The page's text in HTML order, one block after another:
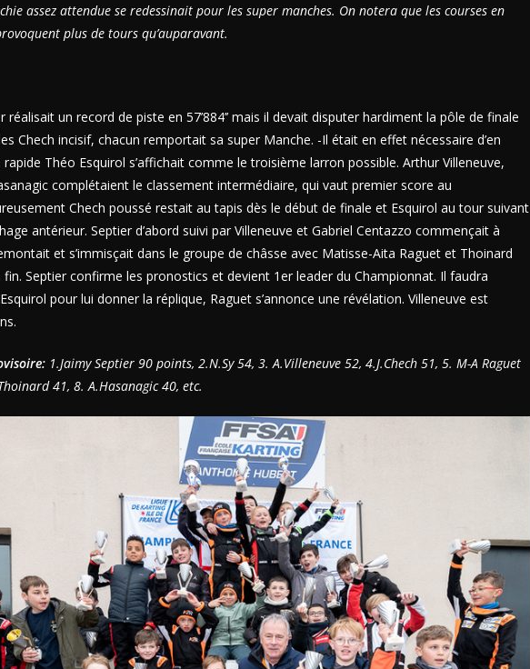
assez attendue se redessinait pour les super manches. On notera que les courses en
plus de tours qu’auparavant.
réalisait un record de piste en 57’884’’ mais il devait disputer hardiment la pôle de finale
Chech incisif, chacun remportait sa super Manche. -Il était en effet nécessaire d’en
Théo Esquirol s’affichait comme le troisième larron possible. Arthur Villeneuve,
complétaient le classement intermédiaire, qui vaut premier score au
Chech poussé restait au tapis dès le début de finale et Esquirol au tour suivant
antérieur. Septier d’abord suivi par Villeneuve et Gabriel Centazzo commençait à
et s’immisçait dans le groupe de châsse avec Matisse-Aita Raguet et Thoinard
fin. Septier confirme les pronostics et devient 1er leader du Championnat. Il faudra
pour lui donner la réplique, Raguet s’annonce une révélation. Villeneuve est
1.Jaimy Septier 90 points, 2.N.Sy 54, 3. A.Villeneuve 52, 4.J.Chech 51, 5. M-A Raguet
41, 8. A.Hasanagic 40, etc.